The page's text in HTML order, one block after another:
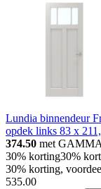
Lundia binnendeur
opdek links 83 x
374.50 met
30% korting30%
30% korting,
535.00